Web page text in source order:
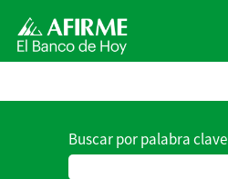
Buscar por palabra clave